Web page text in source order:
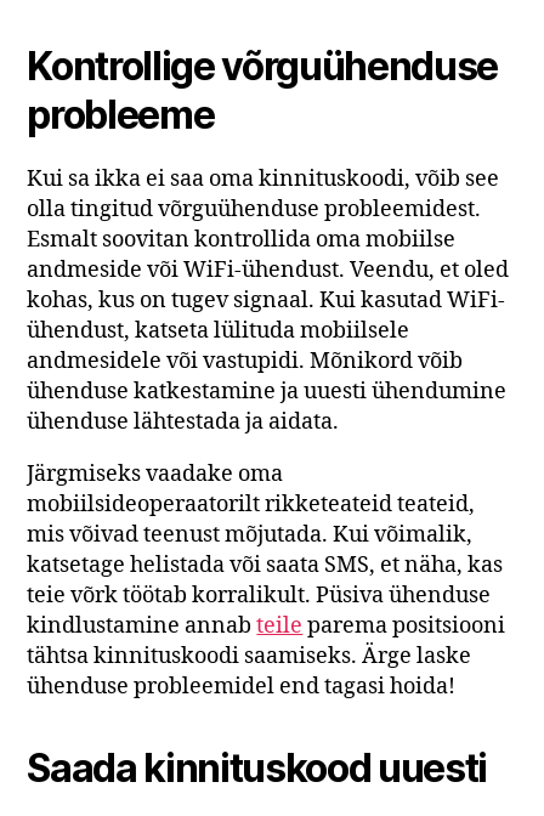
Kontrollige võrguühenduse
probleeme
Kui sa ikka ei saa oma kinnituskoodi, võib see
olla tingitud võrguühenduse probleemidest.
Esmalt soovitan kontrollida oma mobiilse
andmeside või WiFi-ühendust. Veendu, et oled
kohas, kus on tugev signaal. Kui kasutad WiFi-
ühendust, katseta lülituda mobiilsele
andmesidele või vastupidi. Mõnikord võib
ühenduse katkestamine ja uuesti ühendumine
ühenduse lähtestada ja aidata.
Järgmiseks vaadake oma
mobiilsideoperaatorilt rikketeateid teateid,
mis võivad teenust mõjutada. Kui võimalik,
katsetage helistada või saata SMS, et näha, kas
teie võrk töötab korralikult. Püsiva ühenduse
kindlustamine annabteile parema positsiooni
tähtsa kinnituskoodi saamiseks. Ärge laske
ühenduse probleemidel end tagasi hoida!
Saada kinnituskood uuesti